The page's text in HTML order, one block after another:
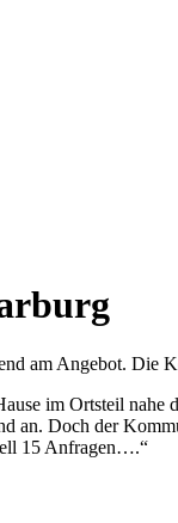
am Angebot. Die
im Ortsteil
Doch der
15 Anfragen….“